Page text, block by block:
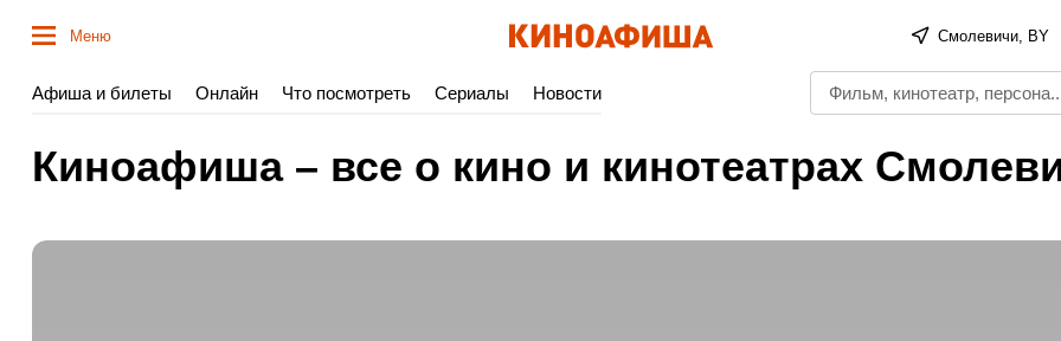
Меню Смолевичи, BY
Афиша и билеты Онлайн Что посмотреть Сериалы Новости
Киноафиша – все о кино и кинотеатрах